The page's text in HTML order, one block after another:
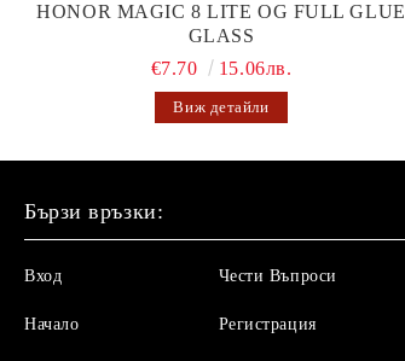
HONOR MAGIC 8 LITE OG FULL GLUE
GLASS
€7.70
15.06лв.
Виж детайли
Бързи връзки:
Вход
Начало
Чести Въпроси
Регистрация